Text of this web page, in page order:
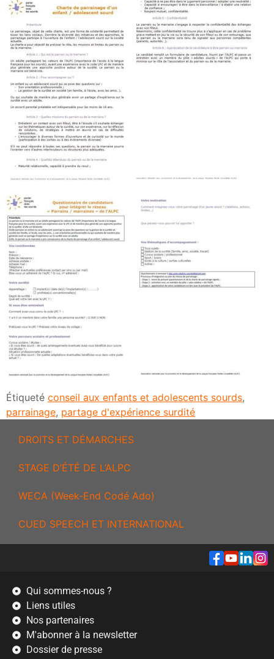
Étiqueté conseil aux enfants et adolescents sourds,
parrainage, partage d'expérience surdité
DROITS ET DÉMARCHES
STAGE D’ÉTÉ DE L’ALPC
WECA (Week-End Codé Ado)
CUED SPEECH ET INTERNATIONAL
Qui sommes-nous ?
Liens utiles
Nos partenaires
M'abonner à la newsletter
Dossier de presse